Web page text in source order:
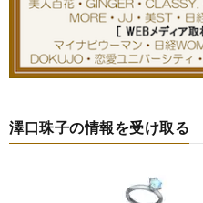
澤口珠子の情報を受け取る